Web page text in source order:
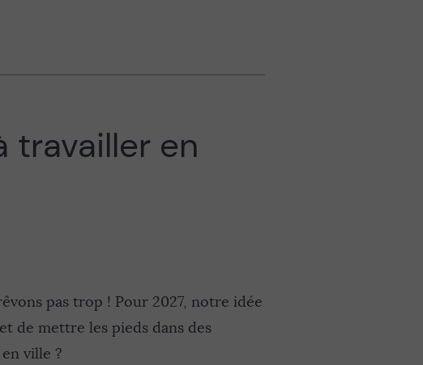
travailler en
pas trop ! Pour 2027, notre idée
de mettre les pieds dans des
ville ?